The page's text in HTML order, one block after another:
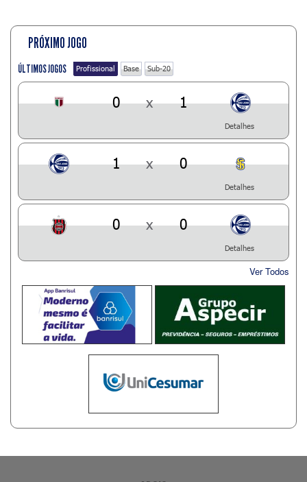
PRÓXIMO JOGO
ÚLTIMOS JOGOS Profissional Base Sub-20
0 x 1
Detalhes
1 x 0
Detalhes
0 x 0
Detalhes
Ver Todos